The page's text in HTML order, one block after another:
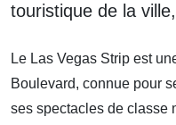
touristique de la
Le Las Vegas Strip est
Boulevard, connue pour
ses spectacles de classe